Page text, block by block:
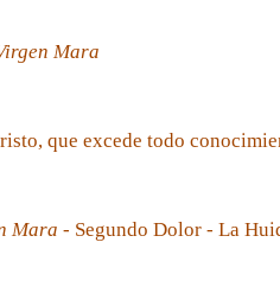
Mara
que excede todo
Mara - Segundo Dolor - La